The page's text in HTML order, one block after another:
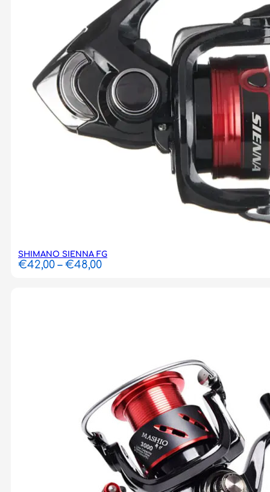
SHIMANO SIENNA FG
€42,00 – €48,00Price